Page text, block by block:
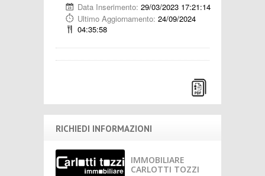
Data Inserimento: 29/03/2023 17:21:14
Ultimo Aggiornamento: 24/09/2024
04:35:58
RICHIEDI INFORMAZIONI
IMMOBILIARE
CARLOTTI TOZZI